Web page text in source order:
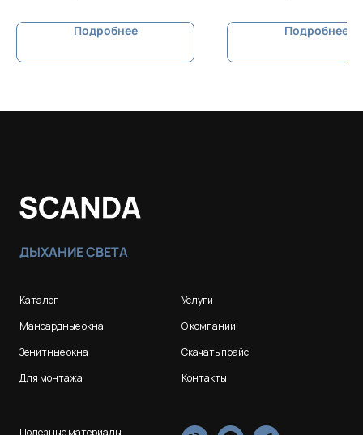
Подробнее Подробнее
ДЫХАНИЕ СВЕТА
Каталог
Мансардные окна
Зенитные окна
Для монтажа
Услуги
О компании
Скачать прайс
Контакты
Полезные материалы